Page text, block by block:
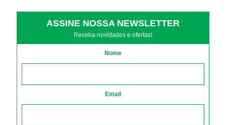
ASSINE NOSSA NEWSLETTER
Receba novidades e ofertas!
Nome
Email